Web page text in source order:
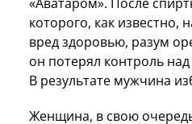
которого, как известно,
вред здоровью, разум
он потерял контроль
В результате мужчина
Женщина, в свою